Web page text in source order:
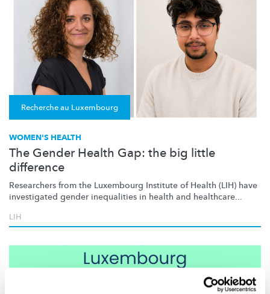
Recherche au Luxembourg
WOMEN'S HEALTH
The Gender Health Gap: the big little
difference
Researchers from the Luxembourg Institute of Health (LIH) have
investigated gender inequalities in health and healthcare...
LIH